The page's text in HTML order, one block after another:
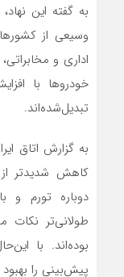
به گفته این
وسیعی از
اداری و
خودروها با
تبدیل‌شده‌اند.
به گزارش اتاق
کاهش شدیدتر
دوباره تورم و
طولانی‌تر نکات
بوده‌اند. با
پیش‌بینی را